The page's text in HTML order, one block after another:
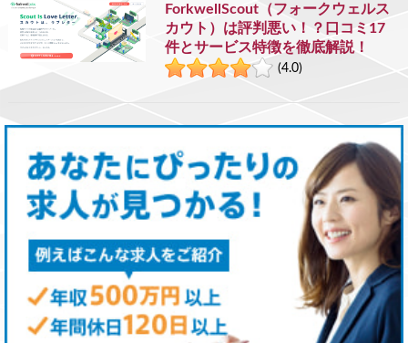
ForkwellScout（フォークウェルス
カウト）は評判悪い！？口コミ17
件とサービス特徴を徹底解説！
(4.0)